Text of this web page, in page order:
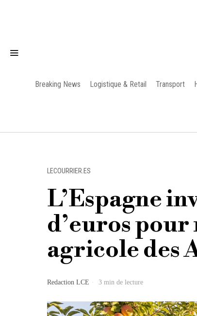
Breaking News Logistique & Retail Transport
LECOURRIER.ES
L’Espagne
d’euros
agricole des
Redaction LCE 3 min de lecture